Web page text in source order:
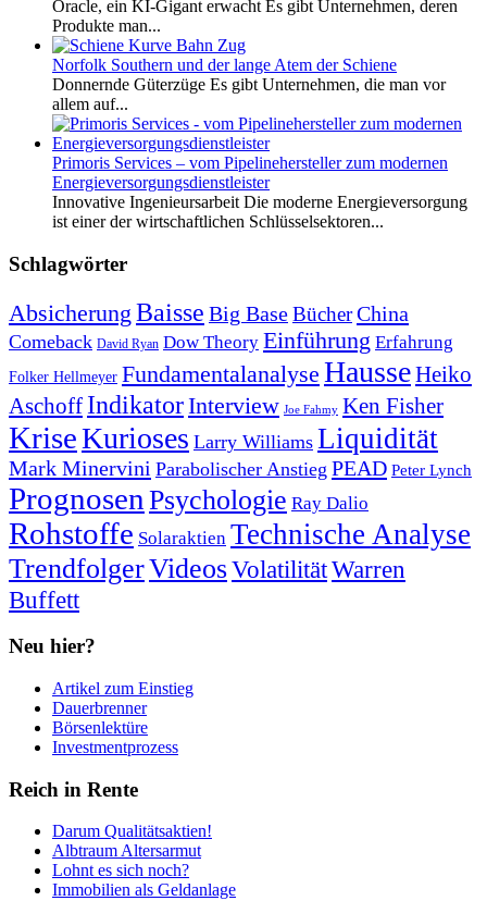
Oracle, ein KI-Gigant erwacht Es gibt Unternehmen, deren
Produkte man...
Norfolk Southern und der lange Atem der Schiene
Donnernde Güterzüge Es gibt Unternehmen, die man vor
allem auf...
Primoris Services – vom Pipelinehersteller zum modernen
Energieversorgungsdienstleister
Innovative Ingenieursarbeit Die moderne Energieversorgung
ist einer der wirtschaftlichen Schlüsselsektoren...
Schlagwörter
Absicherung Baisse Big BaseBücherChina
Comeback David Ryan Dow Theory Einführung Erfahrung
Folker Hellmeyer Fundamentalanalyse HausseHeiko
Aschoff IndikatorInterview Joe Fahmy Ken Fisher
KriseKurioses Larry Williams Liquidität
Mark Minervini Parabolischer Anstieg PEAD Peter Lynch
Prognosen Psychologie Ray Dalio
Rohstoffe Solaraktien Technische Analyse
TrendfolgerVideosVolatilitätWarren
Buffett
Neu hier?
Artikel zum Einstieg
Dauerbrenner
Börsenlektüre
Investmentprozess
Reich in Rente
Darum Qualitätsaktien!
Albtraum Altersarmut
Lohnt es sich noch?
Immobilien als Geldanlage